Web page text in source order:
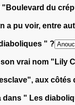
"Boulevard du
a pu voir, entre
" ?
vrai nom "Lily
aux côtés
dans " Les